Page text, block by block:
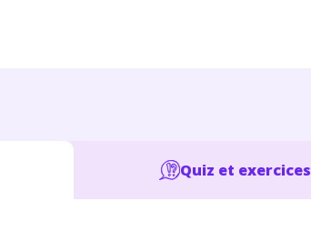
Quiz et exercices